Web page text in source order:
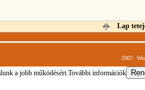
Lap
2007.
a jobb működésért.További információk